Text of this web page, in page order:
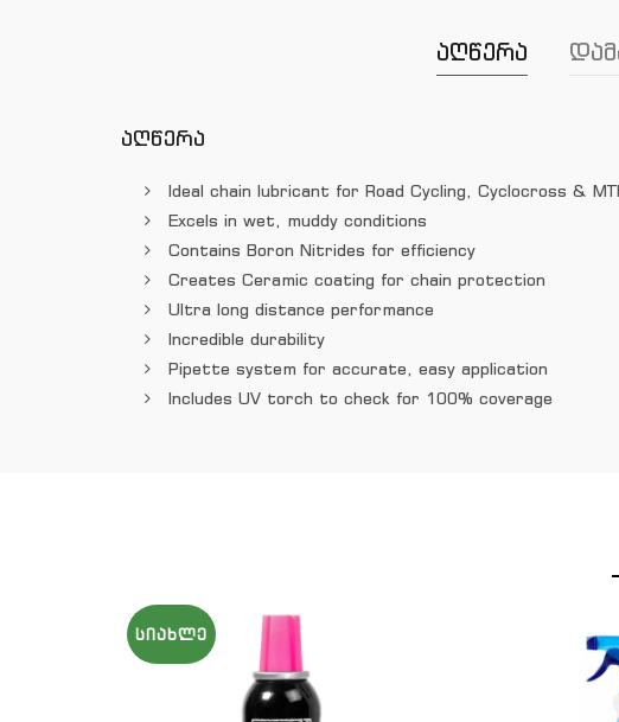
აღწერა
აღწერა
Ideal chain lubricant for Road Cycling, Cyclocross &
Excels in wet, muddy conditions
Contains Boron Nitrides for efficiency
Creates Ceramic coating for chain protection
Ultra long distance performance
Incredible durability
Pipette system for accurate, easy application
Includes UV torch to check for 100% coverage
ᲡᲘᲐᲮᲚᲔ